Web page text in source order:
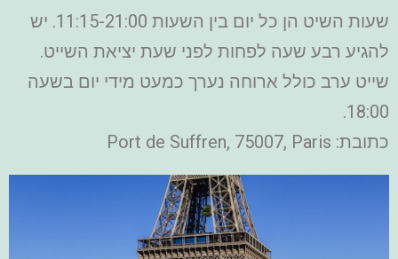
שעות השיט הן כל יום בין השעות 11:15-21:00. יש
להגיע רבע שעה לפחות לפני שעת יציאת השייט.
שייט ערב כולל ארוחה נערך כמעט מידי יום בשעה
18:00.
כתובת: Port de Suffren, 75007, Paris